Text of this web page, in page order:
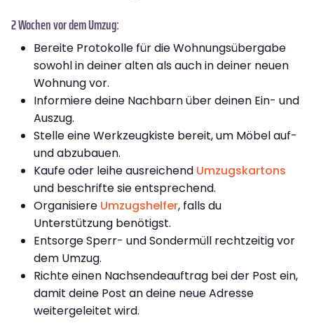
2 Wochen vor dem Umzug:
Bereite Protokolle für die Wohnungsübergabe
sowohl in deiner alten als auch in deiner neuen
Wohnung vor.
Informiere deine Nachbarn über deinen Ein- und
Auszug.
Stelle eine Werkzeugkiste bereit, um Möbel auf-
und abzubauen.
Kaufe oder leihe ausreichend Umzugskartons
und beschrifte sie entsprechend.
Organisiere Umzugshelfer, falls du
Unterstützung benötigst.
Entsorge Sperr- und Sondermüll rechtzeitig vor
dem Umzug.
Richte einen Nachsendeauftrag bei der Post ein,
damit deine Post an deine neue Adresse
weitergeleitet wird.